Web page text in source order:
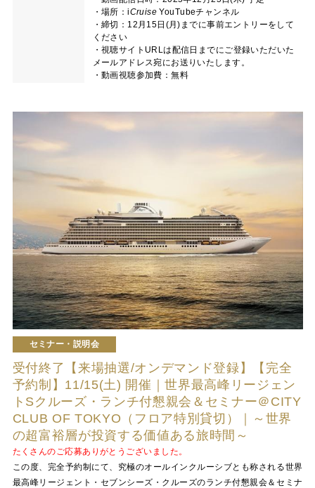
・場所：iCruise YouTubeチャンネル
・締切：12月15日(月)までに事前エントリーをして
ください
・視聴サイトURLは配信日までにご登録いただいた
メールアドレス宛にお送りいたします。
・動画視聴参加費：無料
セミナー・説明会
受付終了【来場抽選/オンデマンド登録】【完全
予約制】11/15(土) 開催｜世界最高峰リージェン
トSクルーズ・ランチ付懇親会＆セミナー＠CITY
CLUB OF TOKYO（フロア特別貸切）｜～世界
の超富裕層が投資する価値ある旅時間～
たくさんのご応募ありがとうございました。
この度、完全予約制にて、究極のオールインクルーシブとも称される世界
最高峰リージェント・セブンシーズ・クルーズのランチ付懇親会＆セミナ